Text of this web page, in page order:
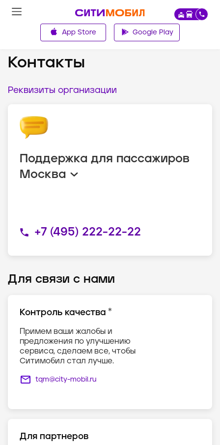
App Store Google Play
О компании
Контакты
Реквизиты организации
Поддержка для пассажиров
Москва
+7 (495) 222-22-22
Для связи с нами
Контроль качества *
Примем ваши жалобы и
предложения по улучшению
сервиса, сделаем все, чтобы
Ситимобил стал лучше.
tqm@city-mobil.ru
Для партнеров